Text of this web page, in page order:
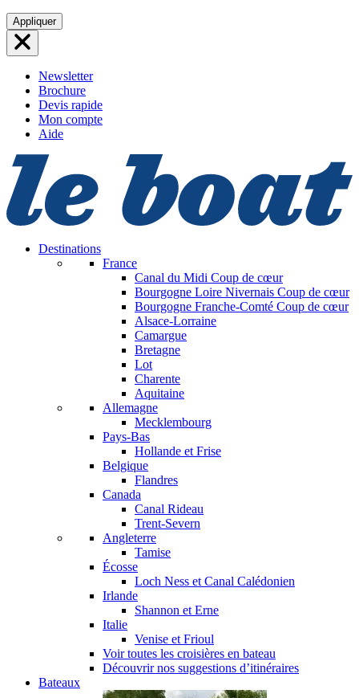
Aller
au
contenu
Appliquer
Newsletter
Brochure
Devis rapide
Mon compte
Aide
Destinations
France
Canal du Midi Coup de cœur
Bourgogne Loire Nivernais Coup de cœur
Bourgogne Franche-Comté Coup de cœur
Alsace-Lorraine
Camargue
Bretagne
Lot
Charente
Aquitaine
Allemagne
Mecklembourg
Pays-Bas
Hollande et Frise
Belgique
Flandres
Canada
Canal Rideau
Trent-Severn
Angleterre
Tamise
Écosse
Loch Ness et Canal Calédonien
Irlande
Shannon et Erne
Italie
Venise et Frioul
Voir toutes les croisières en bateau
Découvrir nos suggestions d’itinéraires
Bateaux